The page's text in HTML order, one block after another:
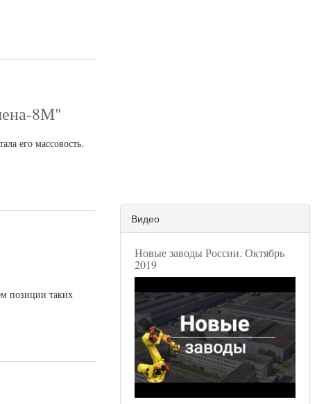
8М"
его массовость.
позиции таких
Видео
Новые заводы России. Октябрь
2019